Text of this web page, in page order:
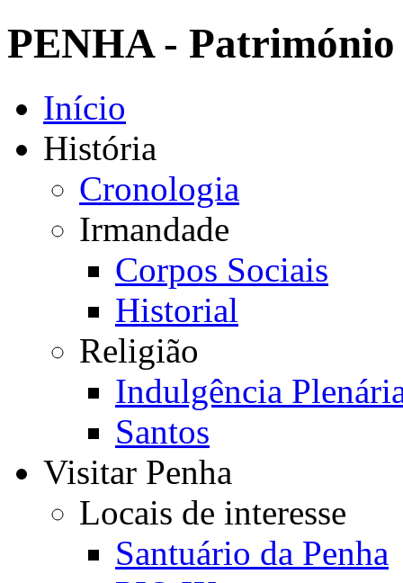
PENHA -
Início
História
Cronologia
Irmandade
Corpos Sociais
Historial
Religião
Indulgência
Santos
Visitar Penha
Locais de interesse
Santuário da Penha